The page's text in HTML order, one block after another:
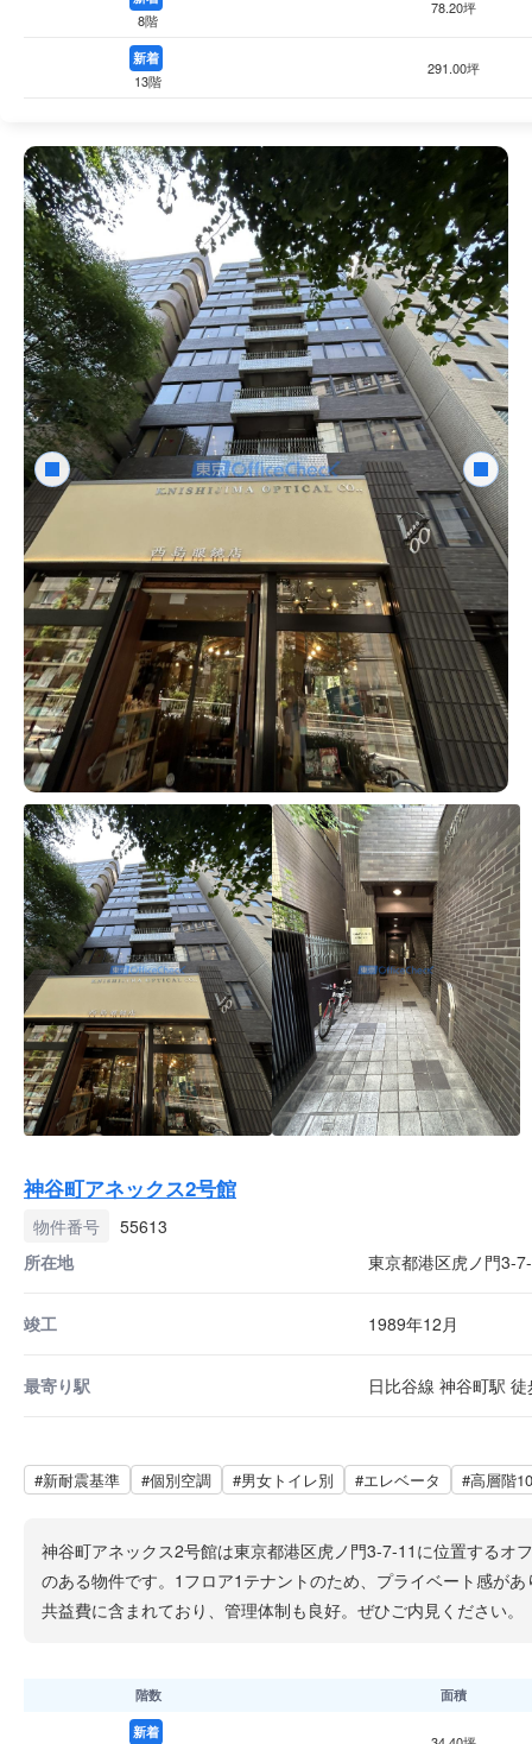
8階
78.20坪
新着
13階
291.00坪
神谷町アネックス2号館
物件番号
55613
所在地
東京都港区虎ノ門3-
竣工 1989年12月
最寄り駅 日比谷線 神谷町駅
#新耐震基準 #個別空調 #男女トイレ別 #エレベータ #高層階
神谷町アネックス2号館は東京都港区虎ノ門3-7-11に位置するオ
のある物件です。1フロア1テナントのため、プライベート感が
共益費に含まれており、管理体制も良好。ぜひご内見ください。
階数 面積
新着